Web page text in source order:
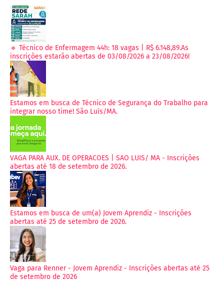
🔹 Técnico de Enfermagem 44h: 18 vagas | R$ 6.148,89.As
inscrições estarão abertas de 03/08/2026 a 23/08/2026!
Estamos em busca de Técnico de Segurança do Trabalho para
integrar nosso time! São Luís/MA.
VAGA PARA AUX. DE OPERACOES | SAO LUIS/ MA - Inscrições
abertas até 18 de setembro de 2026.
Estamos em busca de um(a) Jovem Aprendiz - Inscrições
abertas até 25 de setembro de 2026.
Vaga para Renner - Jovem Aprendiz - Inscrições abertas até 25
de setembro de 2026